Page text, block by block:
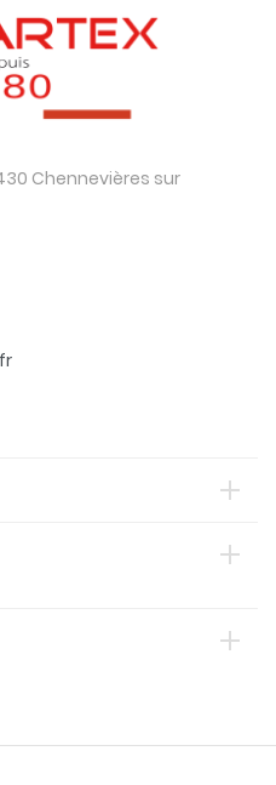
Chennevières sur